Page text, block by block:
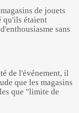
de jouets
qu'ils étaient
sans
de l'événement, il
que les magasins
que "limite de